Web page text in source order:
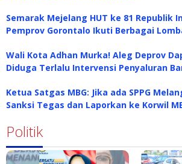
Semarak Mejelang HUT ke 81 Republik
Pemprov Gorontalo Ikuti Berbagai
Wali Kota Adhan Murka! Aleg Deprov
Diduga Terlalu Intervensi Penyaluran
Ketua Satgas MBG: Jika ada SPPG
Sanksi Tegas dan Laporkan ke Korwil
Politik